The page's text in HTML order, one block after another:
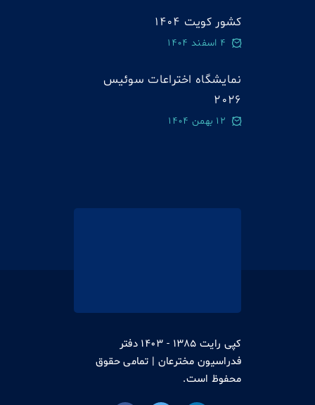
کشور کویت 1404
4 اسفند 1404
نمایشگاه اختراعات سوئيس
2026
12 بهمن 1404
کپی رایت 1385 - 1403 دفتر
فدراسیون مخترعان | تمامی حقوق
محفوظ است.